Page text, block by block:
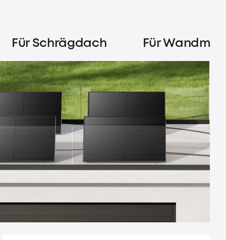
Für Schrägdach Für